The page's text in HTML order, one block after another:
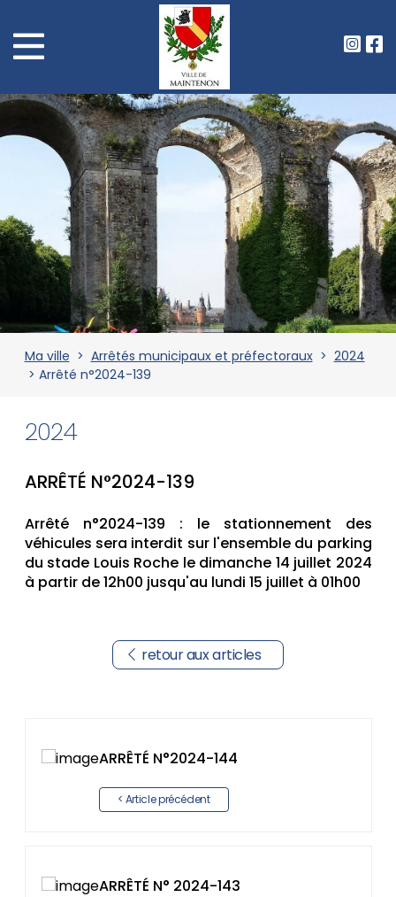
Ma ville > Arrêtés municipaux et préfectoraux> 2024
> Arrêté n°2024-139
2024
Arrêté n°2024-139 : le stationnement des
véhicules sera interdit sur l'ensemble du parking
du stade Louis Roche le dimanche 14 juillet 2024
à partir de 12h00 jusqu'au lundi 15 juillet à 01h00
ARRÊTÉ N°2024-139
retour aux articles
ARRÊTÉ N°2024-144
< Article précédent
ARRÊTÉ N° 2024-143